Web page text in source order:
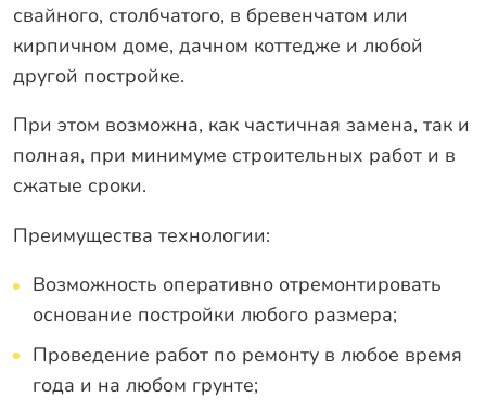
свайного, столбчатого, в бревенчатом или
кирпичном доме, дачном коттедже и любой
другой постройке.
При этом возможна, как частичная замена, так и
полная, при минимуме строительных работ и в
сжатые сроки.
Преимущества технологии:
Возможность оперативно отремонтировать
основание постройки любого размера;
Проведение работ по ремонту в любое время
года и на любом грунте;